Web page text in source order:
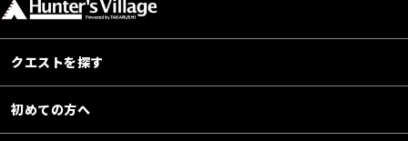
クエストを探す
初めての方へ